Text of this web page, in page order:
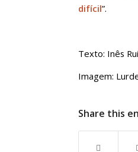
difícil”.
Texto: Inês
Imagem:
Share this